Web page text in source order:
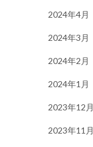
2024年4月
2024年3月
2024年2月
2024年1月
2023年12月
2023年11月